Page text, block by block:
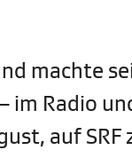
machte
im Radio
auf SRF